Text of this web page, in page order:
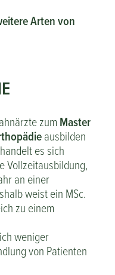
Arten von
zum Master
ausbilden
es sich
Vollzeitausbildung,
an einer
weist ein MSc.
zu einem
weniger
von Patienten